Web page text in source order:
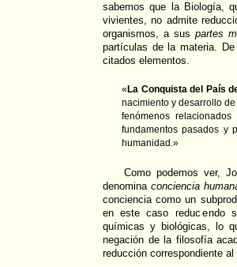
sabemos que la Biología,
vivientes, no admite
organismos, a sus partes
partículas de la materia.
citados elementos.
« La Conquista del País
nacimiento y desarrollo
fenómenos
fundamentos pasados y
humanidad.»
Como podemos ver,
denomina conciencia
conciencia como un
en este caso reduciendo
químicas y biológicas, lo
negación de la filosofía
reducción correspondiente